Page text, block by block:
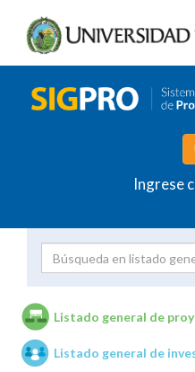
Ingrese
Unidades de
Listado general de
Listado general de